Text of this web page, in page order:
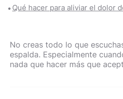
Qué hacer para aliviar el dolor
No creas todo lo que
espalda. Especialmente
nada que hacer más que